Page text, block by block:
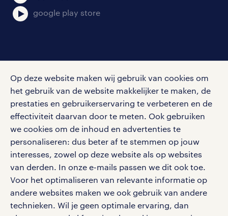
Op deze website maken wij gebruik van cookies om
het gebruik van de website makkelijker te maken, de
prestaties en gebruikerservaring te verbeteren en de
effectiviteit daarvan door te meten. Ook gebruiken
we cookies om de inhoud en advertenties te
personaliseren: dus beter af te stemmen op jouw
interesses, zowel op deze website als op websites
van derden. In onze e-mails passen we dit ook toe.
Voor het optimaliseren van relevante informatie op
andere websites maken we ook gebruik van andere
technieken. Wil je geen optimale ervaring, dan
google play store
Volg ons voor de leukste content omtrent
vacatures, solliciteren en inspiratie.
werken bij randstad
gebruikersvoorwaarden
privacystatement
cookies